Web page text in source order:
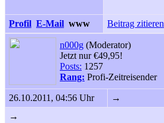
Profil E-Mail www Beitrag zitieren
n000g (Moderator)
Jetzt nur €49,95!
Posts: 1257
Rang: Profi-Zeitreisender
26.10.2011, 04:56 Uhr
→
→